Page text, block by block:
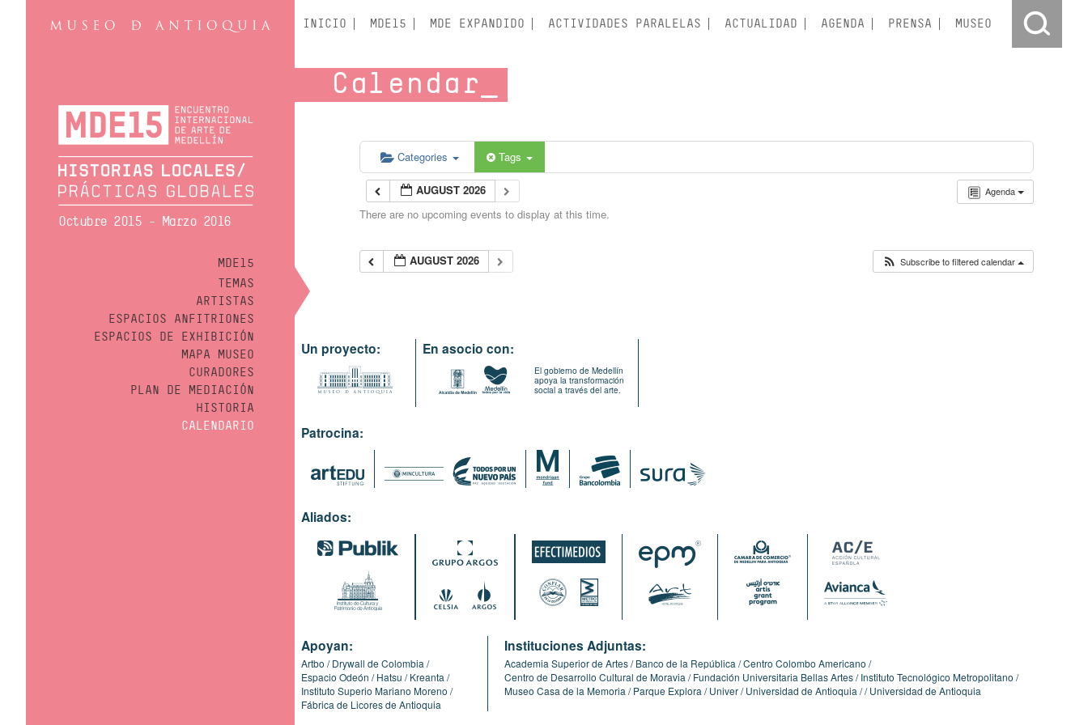
Octubre 2015 - Marzo 2016
MDE15
TEMAS
ARTISTAS
ESPACIOS ANFITRIONES
ESPACIOS DE EXHIBICIÓN
MAPA MUSEO
CURADORES
PLAN DE MEDIACIÓN
HISTORIA
CALENDARIO
INICIO MDE15 MDE EXPANDIDO ACTIVIDADES PARALELAS ACTUALIDAD AGENDA PRENSA MUSEO
Calendar
Categories Tags
Agenda
AUGUST 2026
There are no upcoming events to display at this time.
AUGUST 2026 Subscribe to filtered calendar
Un proyecto: En asocio con:
El gobierno de Medellín
apoya la transformación
social a través del arte.
Patrocina:
Aliados:
Apoyan:
Artbo
Drywall de Colombia
Espacio Odeón
Hatsu
Kreanta
Instituto Superio Mariano Moreno
Fábrica de Licores de Antioquia
Instituciones Adjuntas:
Academia Superior de Artes Banco de la República Centro Colombo Americano
Centro de Desarrollo Cultural de Moravia
Fundación Universitaria Bellas Artes Instituto Tecnológico Metropolitano
Museo Casa de la Memoria
Parque Explora Univer Universidad de Antioquia Universidad de Antioquia